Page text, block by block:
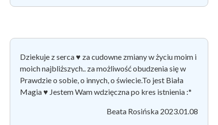
Dziekuje z serca ♥ ️za cudowne zmiany w życiu moim i
moich najbliższych.. za możliwość obudzenia się w
Prawdzie o sobie, o innych, o świecie.To jest Biała
Magia ♥ Jestem Wam wdzięczna po kres istnienia :*
Beata Rosińska 2023.01.08